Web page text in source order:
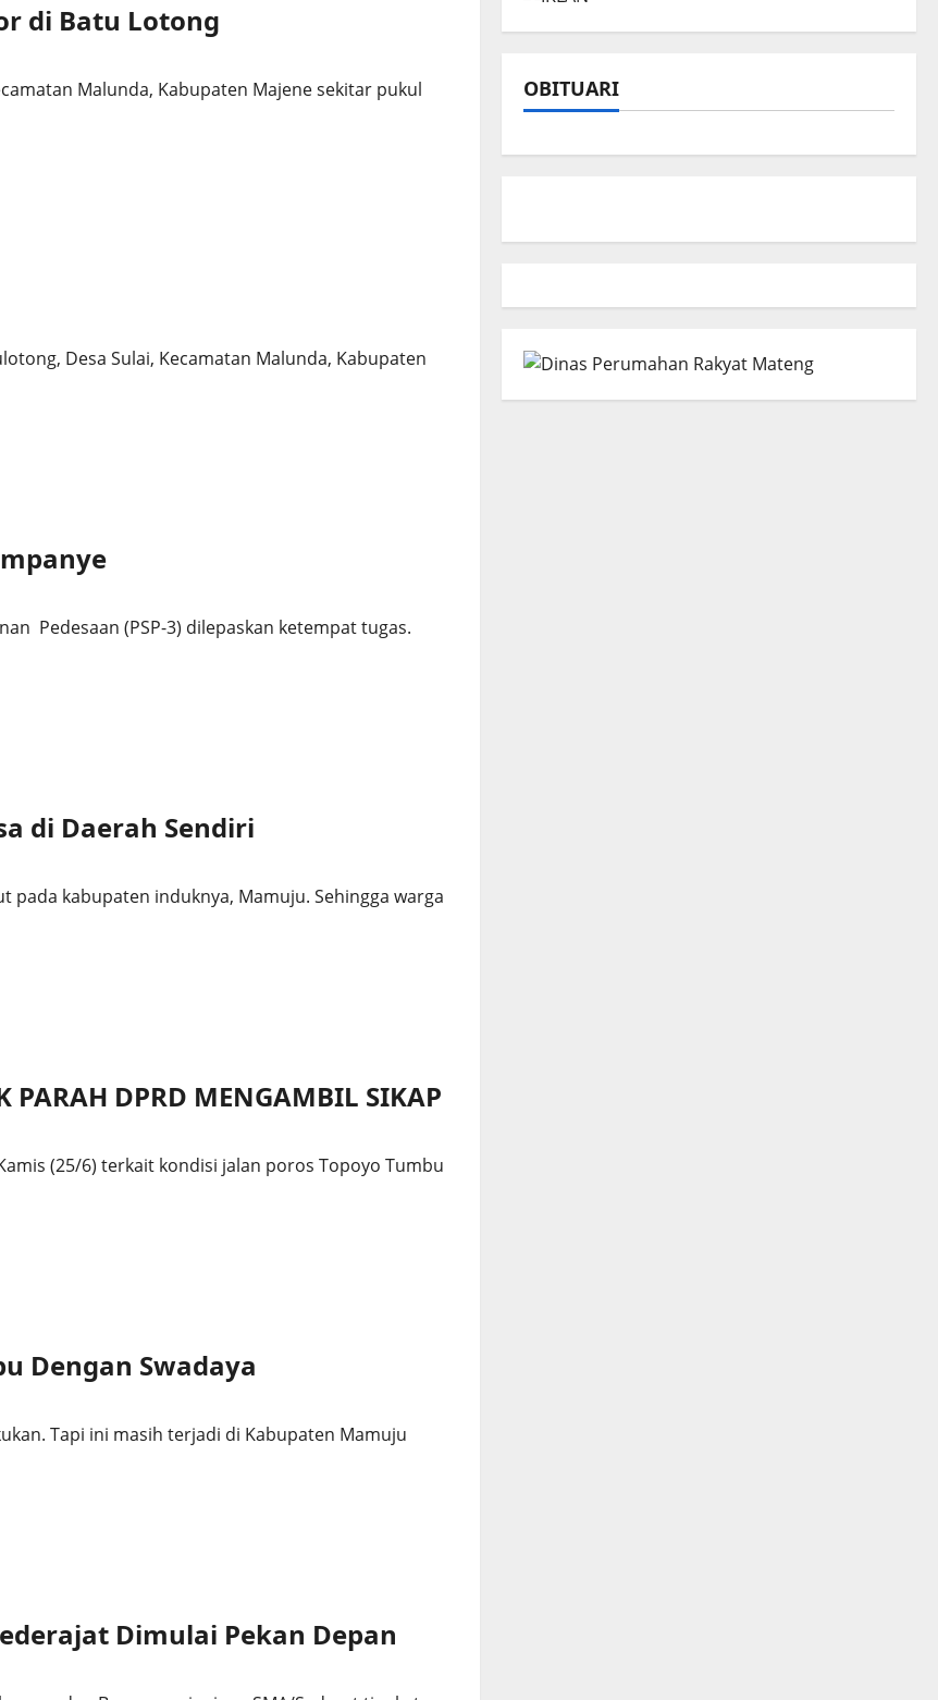
di
KPU
Persen
di Batu Lotong
Malunda, Kabupaten Majene sekitar pukul
Desa Sulai, Kecamatan Malunda, Kabupaten
Pedesaan (PSP-3) dilepaskan ketempat tugas.
di Daerah Sendiri
kabupaten induknya, Mamuju. Sehingga warga
PARAH DPRD MENGAMBIL SIKAP
(25/6) terkait kondisi jalan poros Topoyo Tumbu
Dengan Swadaya
Tapi ini masih terjadi di Kabupaten Mamuju
Dimulai Pekan Depan
OBITUARI